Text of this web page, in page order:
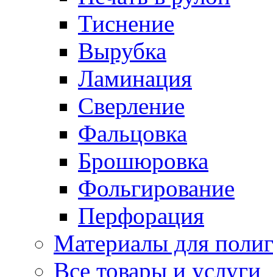
Тиснение
Вырубка
Ламинация
Сверление
Фальцовка
Брошюровка
Фольгирование
Перфорация
Материалы для
Все товары и услуги